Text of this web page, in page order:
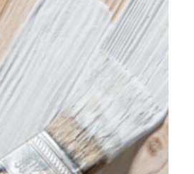
Hantera Preferenser
Integritetspolicy
Aller Medias AI-policy
Alla ämnen
Creative studio